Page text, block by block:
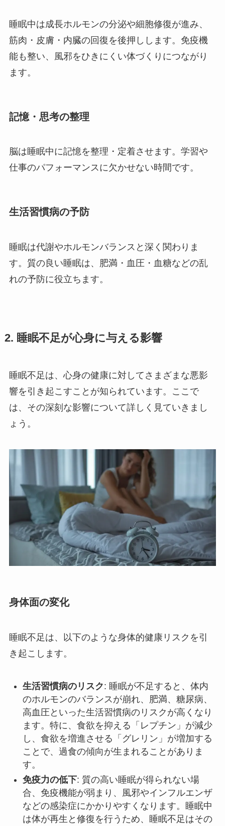
睡眠中は成長ホルモンの分泌や細胞修復が進み、
筋肉・皮膚・内臓の回復を後押しします。免疫機
能も整い、風邪をひきにくい体づくりにつながり
ます。
記憶・思考の整理
脳は睡眠中に記憶を整理・定着させます。学習や
仕事のパフォーマンスに欠かせない時間です。
生活習慣病の予防
睡眠は代謝やホルモンバランスと深く関わりま
す。質の良い睡眠は、肥満・血圧・血糖などの乱
れの予防に役立ちます。
2. 睡眠不足が心身に与える影響
睡眠不足は、心身の健康に対してさまざまな悪影
響を引き起こすことが知られています。ここで
は、その深刻な影響について詳しく見ていきまし
ょう。
身体面の変化
睡眠不足は、以下のような身体的健康リスクを引
き起こします。
生活習慣病のリスク: 睡眠が不足すると、体内
のホルモンのバランスが崩れ、肥満、糖尿病、
高血圧といった生活習慣病のリスクが高くなり
ます。特に、食欲を抑える「レプチン」が減少
し、食欲を増進させる「グレリン」が増加する
ことで、過食の傾向が生まれることがありま
す。
免疫力の低下: 質の高い睡眠が得られない場
合、免疫機能が弱まり、風邪やインフルエンザ
などの感染症にかかりやすくなります。睡眠中
は体が再生と修復を行うため、睡眠不足はその